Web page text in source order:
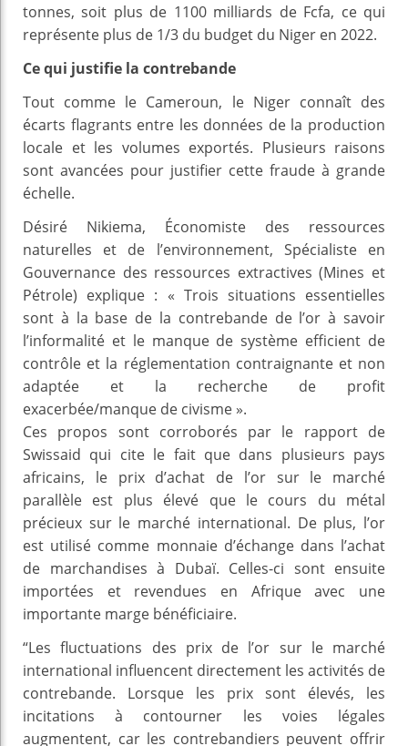
tonnes, soit plus de 1100 milliards de Fcfa, ce qui
représente plus de 1/3 du budget du Niger en 2022.
Ce qui justifie la contrebande
Tout comme le Cameroun, le Niger connaît des
écarts flagrants entre les données de la production
locale et les volumes exportés. Plusieurs raisons
sont avancées pour justifier cette fraude à grande
échelle.
Désiré Nikiema, Économiste des ressources
naturelles et de l’environnement, Spécialiste en
Gouvernance des ressources extractives (Mines et
Pétrole) explique : « Trois situations essentielles
sont à la base de la contrebande de l’or à savoir
l’informalité et le manque de système efficient de
contrôle et la réglementation contraignante et non
adaptée et la recherche de profit
exacerbée/manque de civisme ».
Ces propos sont corroborés par le rapport de
Swissaid qui cite le fait que dans plusieurs pays
africains, le prix d’achat de l’or sur le marché
parallèle est plus élevé que le cours du métal
précieux sur le marché international. De plus, l’or
est utilisé comme monnaie d’échange dans l’achat
de marchandises à Dubaï. Celles-ci sont ensuite
importées et revendues en Afrique avec une
importante marge bénéficiaire.
“Les fluctuations des prix de l’or sur le marché
international influencent directement les activités de
contrebande. Lorsque les prix sont élevés, les
incitations à contourner les voies légales
augmentent, car les contrebandiers peuvent offrir